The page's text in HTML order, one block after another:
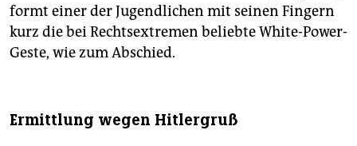
formt einer der Jugendlichen mit seinen Fingern
kurz die bei Rechtsextremen beliebte White-Power-
Geste, wie zum Abschied.
Ermittlung wegen Hitlergruß